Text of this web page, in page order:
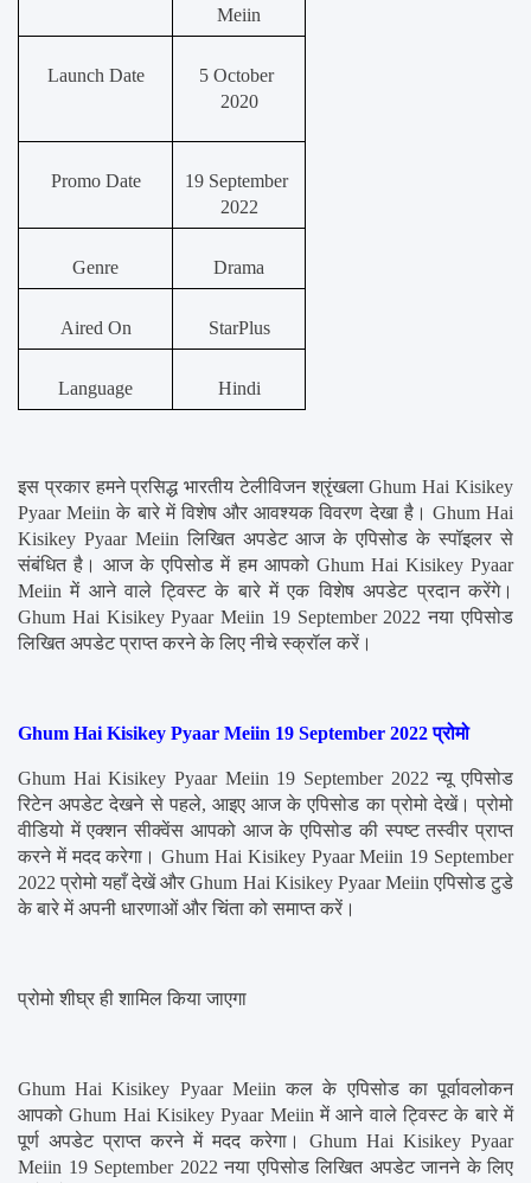
Meiin
Launch Date
5 October
2020
Promo Date
19 September
2022
Genre Drama
Aired On StarPlus
Language Hindi
इस प्रकार हमने प्रसिद्ध भारतीय टेलीविजन श्रृंखला Ghum Hai Kisikey
Pyaar Meiin के बारे में विशेष और आवश्यक विवरण देखा है। Ghum Hai
Kisikey Pyaar Meiin लिखित अपडेट आज के एपिसोड के स्पॉइलर से
संबंधित है। आज के एपिसोड में हम आपको Ghum Hai Kisikey Pyaar
Meiin में आने वाले ट्विस्ट के बारे में एक विशेष अपडेट प्रदान करेंगे।
Ghum Hai Kisikey Pyaar Meiin 19 September 2022 नया एपिसोड
लिखित अपडेट प्राप्त करने के लिए नीचे स्क्रॉल करें।
Ghum Hai Kisikey Pyaar Meiin 19 September 2022 प्रोमो
Ghum Hai Kisikey Pyaar Meiin 19 September 2022 न्यू एपिसोड
रिटेन अपडेट देखने से पहले, आइए आज के एपिसोड का प्रोमो देखें। प्रोमो
वीडियो में एक्शन सीक्वेंस आपको आज के एपिसोड की स्पष्ट तस्वीर प्राप्त
करने में मदद करेगा। Ghum Hai Kisikey Pyaar Meiin 19 September
2022 प्रोमो यहाँ देखें और Ghum Hai Kisikey Pyaar Meiin एपिसोड टुडे
के बारे में अपनी धारणाओं और चिंता को समाप्त करें।
प्रोमो शीघ्र ही शामिल किया जाएगा
Ghum Hai Kisikey Pyaar Meiin कल के एपिसोड का पूर्वावलोकन
आपको Ghum Hai Kisikey Pyaar Meiin में आने वाले ट्विस्ट के बारे में
पूर्ण अपडेट प्राप्त करने में मदद करेगा। Ghum Hai Kisikey Pyaar
Meiin 19 September 2022 नया एपिसोड लिखित अपडेट जानने के लिए